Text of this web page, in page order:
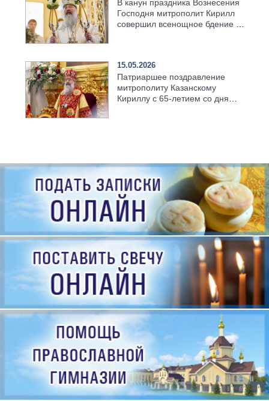
В канун праздника Вознесения
Господня митрополит Кирилл
совершил всенощное бдение в
15.05.2026
Патриаршее поздравление
митрополиту Казанскому
Кириллу с 65-летием со дня